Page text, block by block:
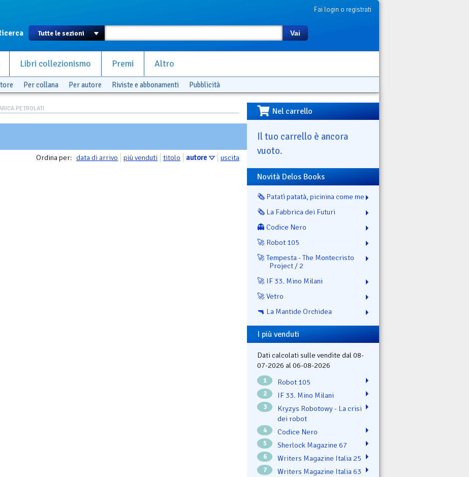
Fai login o registrati
Vai
Libri collezionismo Premi Altro
Per collana Per autore Riviste e abbonamenti Pubblicità
PETROLATI
Ordina per: data di arrivo più venduti titolo autore uscita
Nel carrello
Il tuo carrello è ancora
vuoto.
Novità Delos Books
🗞️ Patatì patatà, picinina come me
🗞️ La Fabbrica dei Futuri
👻 Codice Nero
🚀 Robot 105
🚀 Tempesta - The Montecristo
Project / 2
🚀 IF 33. Mino Milani
🚀 Vetro
🔫 La Mantide Orchidea
I più venduti
Dati calcolati sulle vendite dal 08-
07-2026 al 06-08-2026
1 Robot 105
2 IF 33. Mino Milani
3
Kryzys Robotowy - La crisi
dei robot
4 Codice Nero
5 Sherlock Magazine 67
6 Writers Magazine Italia 25
7 Writers Magazine Italia 63